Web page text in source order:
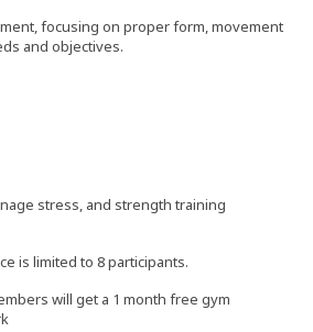
focusing on proper form, movement
and objectives.
stress, and strength training
is limited to 8 participants.
will get a 1 month free gym